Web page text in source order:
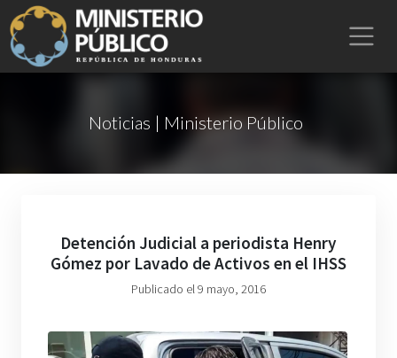
Noticias | Ministerio Público
Detención Judicial a periodista Henry
Gómez por Lavado de Activos en el IHSS
Publicado el 9 mayo, 2016